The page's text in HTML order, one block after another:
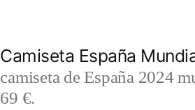
Camiseta España
camiseta de España 2024
69 €.